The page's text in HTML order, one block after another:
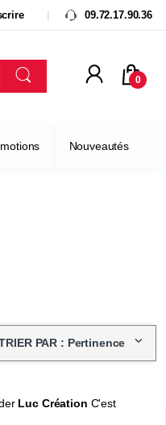
09.72.17.90.36
0
Nouveautés
PAR : Pertinence
Luc Création C'est